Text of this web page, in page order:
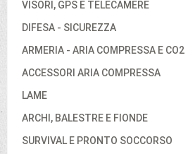
VISORI, GPS E TELECAMERE
DIFESA - SICUREZZA
ARMERIA - ARIA COMPRESSA E CO2
ACCESSORI ARIA COMPRESSA
LAME
ARCHI, BALESTRE E FIONDE
SURVIVAL E PRONTO SOCCORSO